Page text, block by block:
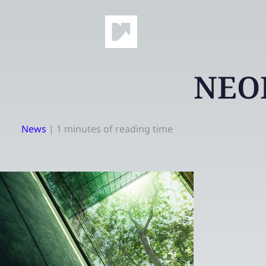
News | 1 minutes of reading time